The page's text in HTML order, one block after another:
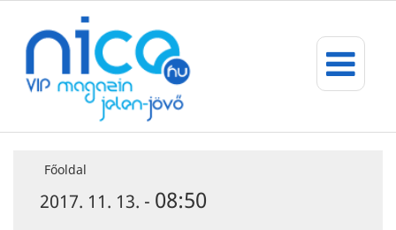
Főoldal
2017. 11. 13. - 08:50